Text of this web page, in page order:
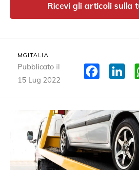
Ricevi gli articoli sulla
MGITALIA
Pubblicato il
15 Lug 2022